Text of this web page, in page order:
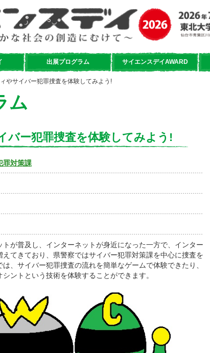
出展プログラム サイエンスデイAWARD
やサイバー犯罪捜査を体験してみよう!
ム
バー犯罪捜査を体験してみよう!
罪対策課
トが普及し、インターネットが身近になった一方で、インター
えてきており、県警察ではサイバー犯罪対策課を中心に捜査を
、サイバー犯罪捜査の流れを簡単なゲームで体験できたり、
ントという技術を体験することができます。